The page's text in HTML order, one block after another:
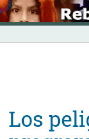
Skip
to
content
INICIO
Los